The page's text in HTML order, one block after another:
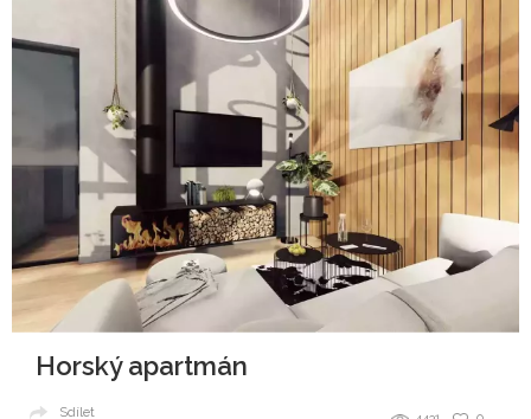
Horský apartmán
Sdílet